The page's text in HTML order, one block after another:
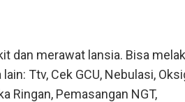
dan merawat lansia. Bisa
Ttv, Cek GCU, Nebulasi,
Ringan, Pemasangan NGT,